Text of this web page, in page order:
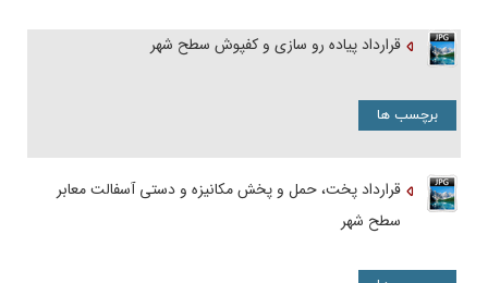
قرارداد پیاده رو سازی و کفپوش سطح شهر
برچسب ها
قرارداد پخت، حمل و پخش مکانیزه و دستی آسفالت معابر
سطح شهر